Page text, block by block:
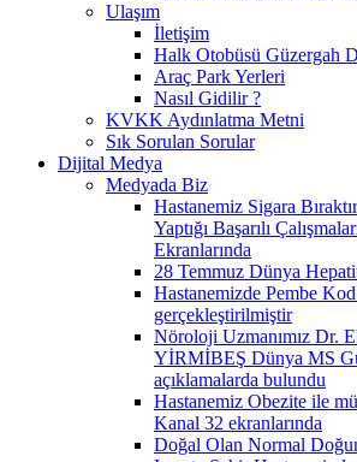
Ulaşım
İletişim
Halk Otobüsü Güzergah
Araç Park Yerleri
Nasıl Gidilir ?
KVKK Aydınlatma Metni
Sık Sorulan Sorular
Dijital Medya
Medyada Biz
Hastanemiz Sigara
Yaptığı Başarılı
Ekranlarında
28 Temmuz Dünya
Hastanemizde Pembe Kod
gerçekleştirilmiştir
Nöroloji Uzmanımız Dr.
YİRMİBEŞ Dünya MS
açıklamalarda bulundu
Hastanemiz Obezite ile
Kanal 32 ekranlarında
Doğal Olan Normal